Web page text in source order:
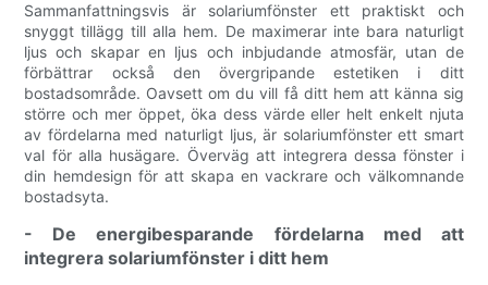
Sammanfattningsvis är solariumfönster ett praktiskt och
snyggt tillägg till alla hem. De maximerar inte bara naturligt
ljus och skapar en ljus och inbjudande atmosfär, utan de
förbättrar också den övergripande estetiken i ditt
bostadsområde. Oavsett om du vill få ditt hem att känna sig
större och mer öppet, öka dess värde eller helt enkelt njuta
av fördelarna med naturligt ljus, är solariumfönster ett smart
val för alla husägare. Överväg att integrera dessa fönster i
din hemdesign för att skapa en vackrare och välkomnande
bostadsyta.
- De energibesparande fördelarna med att
integrera solariumfönster i ditt hem